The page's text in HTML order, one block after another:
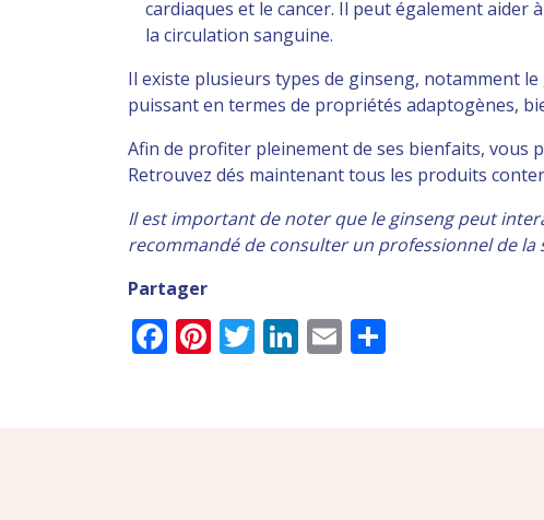
cardiaques et le cancer. Il peut également
la circulation sanguine.
Il existe plusieurs types de ginseng, notamment
puissant en termes de propriétés adaptogènes,
Afin de profiter pleinement de ses bienfaits, vous
Retrouvez dés maintenant tous les produits
Il est important de noter que le ginseng peut
recommandé de consulter un professionnel de
Partager
Facebook
Pinterest
Twitter
LinkedIn
Email